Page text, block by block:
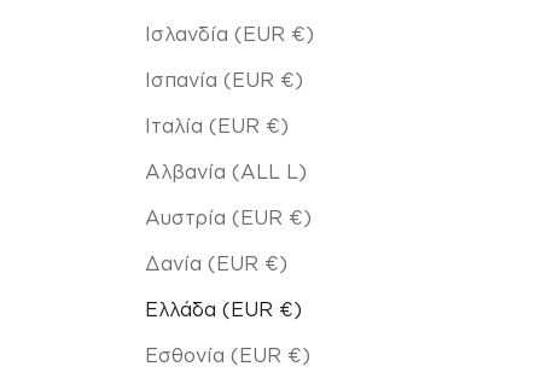
Ισλανδία (EUR €)
Ισπανία (EUR €)
Ιταλία (EUR €)
Αλβανία (ALL L)
Αυστρία (EUR €)
Δανία (EUR €)
Ελλάδα (EUR €)
Εσθονία (EUR €)